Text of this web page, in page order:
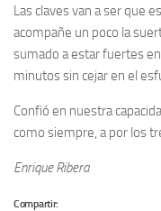
Las claves van a ser que
acompañe un poco la
sumado a estar fuertes
minutos sin cejar en el
Confió en nuestra
como siempre, a por los
Enrique Ribera
Compartir: